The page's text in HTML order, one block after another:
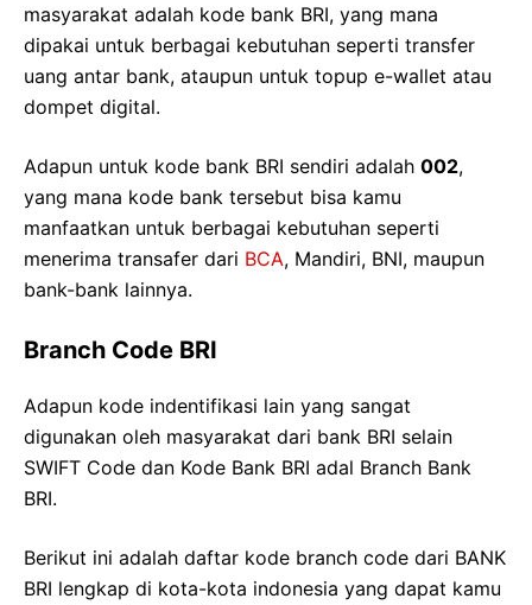
masyarakat adalah kode bank BRI, yang mana
dipakai untuk berbagai kebutuhan seperti transfer
uang antar bank, ataupun untuk topup e-wallet atau
dompet digital.
Adapun untuk kode bank BRI sendiri adalah 002,
yang mana kode bank tersebut bisa kamu
manfaatkan untuk berbagai kebutuhan seperti
menerima transafer dari BCA, Mandiri, BNI, maupun
bank-bank lainnya.
Branch Code BRI
Adapun kode indentifikasi lain yang sangat
digunakan oleh masyarakat dari bank BRI selain
SWIFT Code dan Kode Bank BRI adal Branch Bank
BRI.
Berikut ini adalah daftar kode branch code dari BANK
BRI lengkap di kota-kota indonesia yang dapat kamu